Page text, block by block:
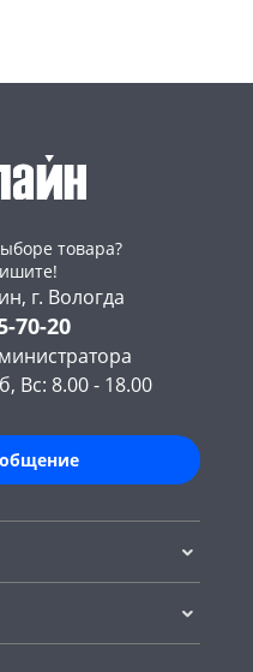
товара?
г. Вологда
70-20
Вс: 8.00 - 18.00